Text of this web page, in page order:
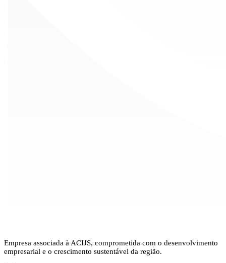
Empresa associada à ACIJS, comprometida com o desenvolvimento
empresarial e o crescimento sustentável da região.